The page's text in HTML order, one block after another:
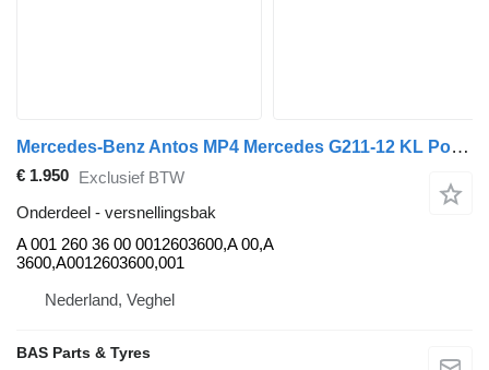
Mercedes-Benz Antos MP4 Mercedes G211-12 KL Powershift 3 G211-12 KL Powershift A 001 260 36 00 versnellingsbak voor vrachtwagen
€ 1.950 Exclusief BTW
Onderdeel - versnellingsbak
A 001 260 36 00 0012603600,A 00,A
3600,A0012603600,001
Nederland, Veghel
BAS Parts & Tyres